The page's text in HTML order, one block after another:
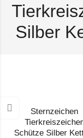
Silber
Sternzeichen
Schütze Silber